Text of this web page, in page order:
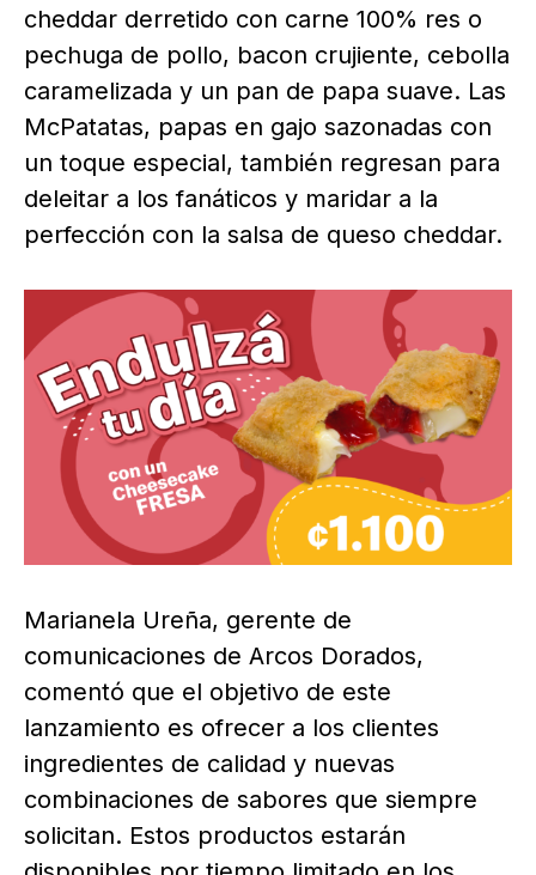
cheddar derretido con carne 100% res o
pechuga de pollo, bacon crujiente, cebolla
caramelizada y un pan de papa suave. Las
McPatatas, papas en gajo sazonadas con
un toque especial, también regresan para
deleitar a los fanáticos y maridar a la
perfección con la salsa de queso cheddar.
Marianela Ureña, gerente de
comunicaciones de Arcos Dorados,
comentó que el objetivo de este
lanzamiento es ofrecer a los clientes
ingredientes de calidad y nuevas
combinaciones de sabores que siempre
solicitan. Estos productos estarán